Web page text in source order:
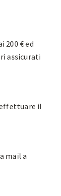
200 € ed
assicurati
il
mail a